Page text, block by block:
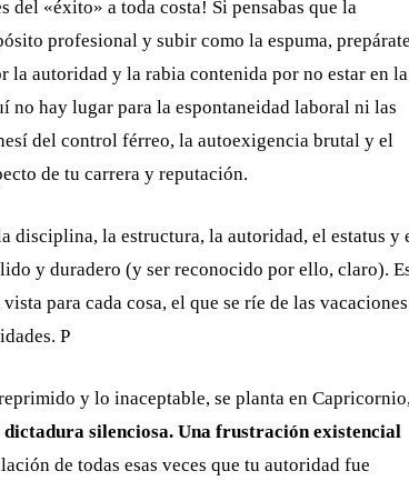
del «éxito» a toda costa! Si pensabas que la
profesional y subir como la espuma, prepárate
autoridad y la rabia contenida por no estar en la
no hay lugar para la espontaneidad laboral ni las
del control férreo, la autoexigencia brutal y el
de tu carrera y reputación.
disciplina, la estructura, la autoridad, el estatus y
y duradero (y ser reconocido por ello, claro).
para cada cosa, el que se ríe de las
P
y lo inaceptable, se planta en
silenciosa. Una frustración existencial
de todas esas veces que tu autoridad fue